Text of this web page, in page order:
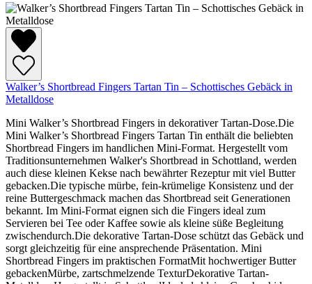
Walker’s Shortbread Fingers Tartan Tin – Schottisches Gebäck in
Metalldose
Mini Walker’s Shortbread Fingers in dekorativer Tartan-Dose.Die
Mini Walker’s Shortbread Fingers Tartan Tin enthält die beliebten
Shortbread Fingers im handlichen Mini-Format. Hergestellt vom
Traditionsunternehmen Walker's Shortbread in Schottland, werden
auch diese kleinen Kekse nach bewährter Rezeptur mit viel Butter
gebacken.Die typische mürbe, fein-krümelige Konsistenz und der
reine Buttergeschmack machen das Shortbread seit Generationen
bekannt. Im Mini-Format eignen sich die Fingers ideal zum
Servieren bei Tee oder Kaffee sowie als kleine süße Begleitung
zwischendurch.Die dekorative Tartan-Dose schützt das Gebäck und
sorgt gleichzeitig für eine ansprechende Präsentation. Mini
Shortbread Fingers im praktischen FormatMit hochwertiger Butter
gebackenMürbe, zartschmelzende TexturDekorative Tartan-